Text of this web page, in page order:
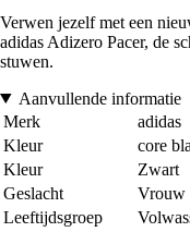
Verwen jezelf met een
adidas Adizero Pacer, de
stuwen.
Aanvullende informatie
Merk
adidas
Kleur
core
Kleur
Zwart
Geslacht
Vrouw
Leeftijdsgroep